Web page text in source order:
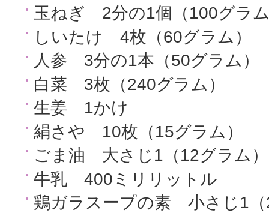
玉ねぎ 2分の1個（100グラ
しいたけ 4枚（60グラム）
人参 3分の1本（50グラム）
白菜 3枚（240グラム）
生姜 1かけ
絹さや 10枚（15グラム）
ごま油 大さじ1（12グラム）
牛乳 400ミリリットル
鶏ガラスープの素 小さじ1（